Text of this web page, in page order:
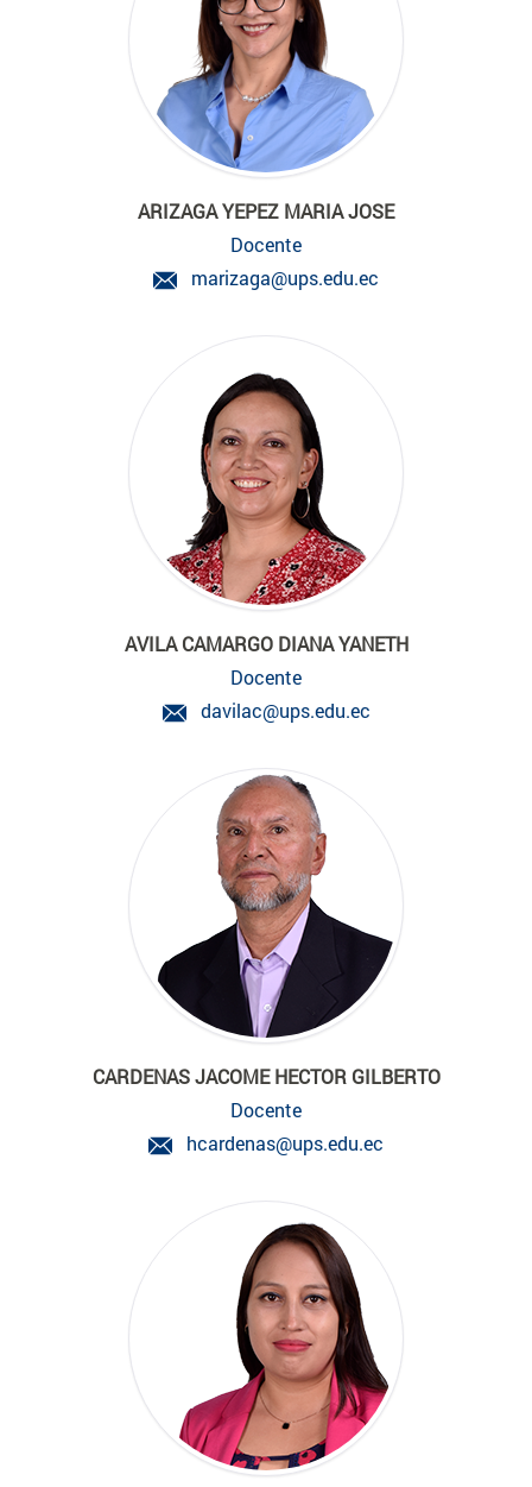
ARIZAGA YEPEZ MARIA JOSE
Docente
marizaga@ups.edu.ec
AVILA CAMARGO DIANA YANETH
Docente
davilac@ups.edu.ec
CARDENAS JACOME HECTOR GILBERTO
Docente
hcardenas@ups.edu.ec